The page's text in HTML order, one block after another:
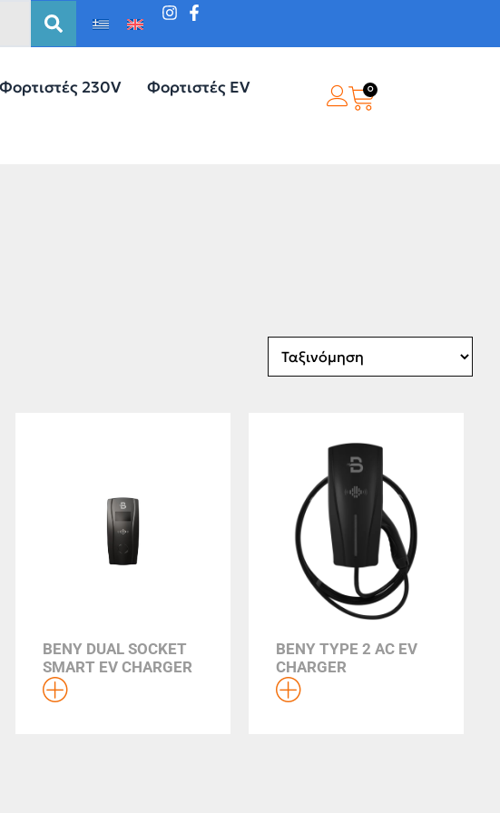
Φορτιστές 230V
Φορτιστές EV
0
BENY DUAL SOCKET
SMART EV CHARGER
BENY TYPE 2 AC EV
CHARGER